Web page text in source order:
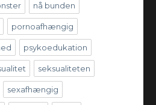
nå bunden
pornoafhængig
psykoedukation
seksualiteten
sexafhængig